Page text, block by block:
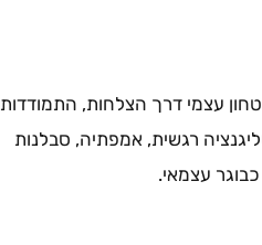
עצמי דרך הצלחות, התמודדות
רגשית, אמפתיה, סבלנות
עצמאי.